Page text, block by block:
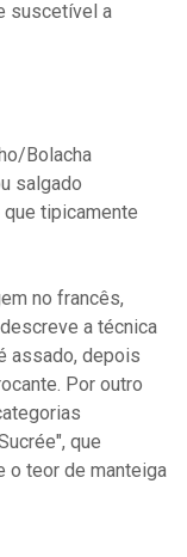
suscetível a
Bolacha
salgado
tipicamente
no francês,
a técnica
assado, depois
Por outro
que
o teor de manteiga